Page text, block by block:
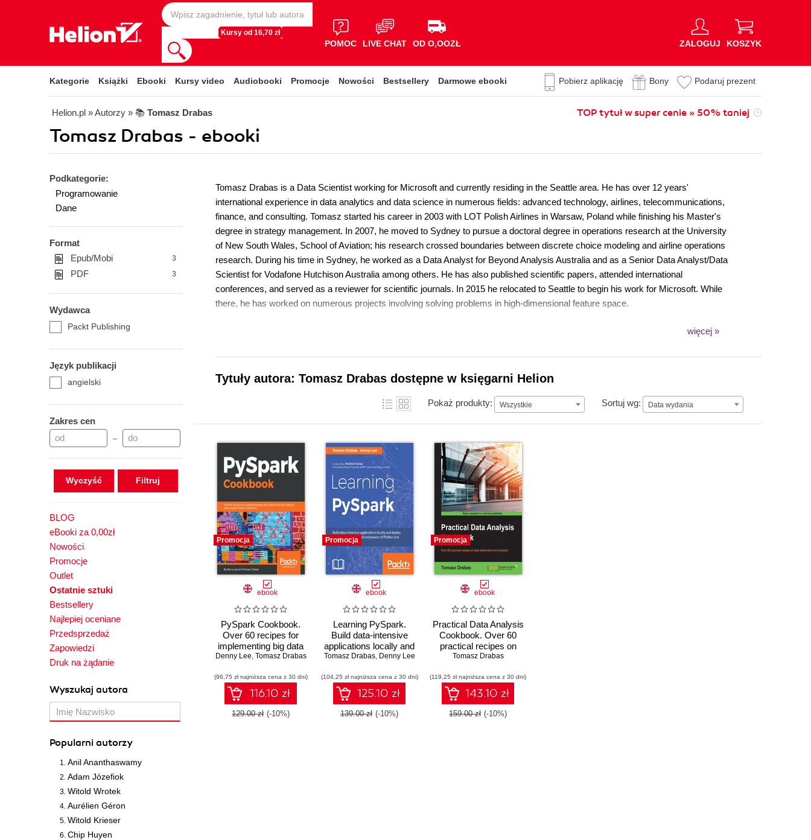
Kursy od 16,70 zł
POMOC LIVE CHAT OD O,OOZŁ ZALOGUJ KOSZYK
Kategorie Książki Ebooki Kursy video Audiobooki Promocje Nowości Bestsellery Darmowe ebooki Pobierz aplikację Bony Podaruj prezent
Helion.pl » Autorzy » 📚 Tomasz Drabas TOP tytuł w super cenie » 50% taniej
Tomasz Drabas - ebooki
Podkategorie:
Programowanie
Dane
Format
Epub/Mobi
3
PDF 3
Wydawca
Packt Publishing
Język publikacji
angielski
Zakres cen
–
Wyczyść
BLOG
eBooki za 0,00zł
Nowości
Promocje
Outlet
Ostatnie sztuki
Bestsellery
Najlepiej oceniane
Przedsprzedaż
Zapowiedzi
Druk na żądanie
Wyszukaj autora
Popularni autorzy
Anil Ananthaswamy
Adam Józefiok
Witold Wrotek
Aurélien Géron
Witold Krieser
Chip Huyen
Tomasz Drabas is a Data Scientist working for Microsoft and currently residing in the Seattle area. He has over 12 years'
international experience in data analytics and data science in numerous fields: advanced technology, airlines, telecommunications,
finance, and consulting. Tomasz started his career in 2003 with LOT Polish Airlines in Warsaw, Poland while finishing his Master's
degree in strategy management. In 2007, he moved to Sydney to pursue a doctoral degree in operations research at the University
of New South Wales, School of Aviation; his research crossed boundaries between discrete choice modeling and airline operations
research. During his time in Sydney, he worked as a Data Analyst for Beyond Analysis Australia and as a Senior Data Analyst/Data
Scientist for Vodafone Hutchison Australia among others. He has also published scientific papers, attended international
conferences, and served as a reviewer for scientific journals. In 2015 he relocated to Seattle to begin his work for Microsoft. While
there, he has worked on numerous projects involving solving problems in high-dimensional feature space.
więcej »
Tytuły autora: Tomasz Drabas dostępne w księgarni Helion
Pokaż produkty: Wszystkie Sortuj wg: Data wydania
Data wydania
Promocja
ebook
PySpark Cookbook.
Over 60 recipes for
implementing big data
processing and
Spark and Python
Denny Lee, Tomasz Drabas
(96,75 zł najniższa cena z 30 dni)
116.10 zł
129.00 zł (-10%)
Promocja
ebook
Learning PySpark.
Build data-intensive
applications locally and
deploy at scale using
Python and Spark 2.0
Tomasz Drabas, Denny Lee
(104,25 zł najniższa cena z 30 dni)
125.10 zł
139.00 zł (-10%)
Promocja
ebook
Practical Data Analysis
Cookbook. Over 60
practical recipes on
data exploration and
Tomasz Drabas
(119,25 zł najniższa cena z 30 dni)
143.10 zł
159.00 zł (-10%)